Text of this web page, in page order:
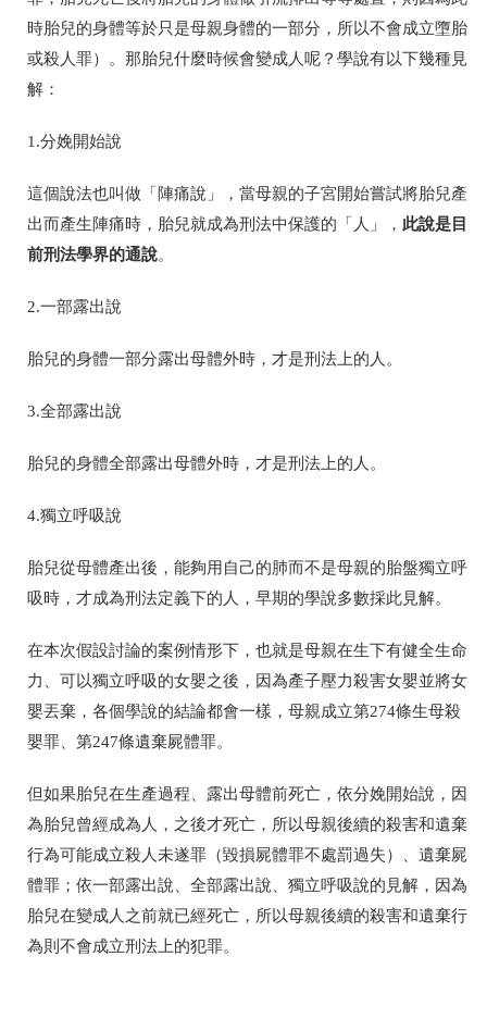
時胎兒的身體等於只是母親身體的一部分，所以不會成立墮胎
或殺人罪）。那胎兒什麼時候會變成人呢？學說有以下幾種見
解：
1.分娩開始說
這個說法也叫做「陣痛說」，當母親的子宮開始嘗試將胎兒產
出而產生陣痛時，胎兒就成為刑法中保護的「人」， 此說是目
前刑法學界的通說。
2.一部露出說
胎兒的身體一部分露出母體外時，才是刑法上的人。
3.全部露出說
胎兒的身體全部露出母體外時，才是刑法上的人。
4.獨立呼吸說
胎兒從母體產出後，能夠用自己的肺而不是母親的胎盤獨立呼
吸時，才成為刑法定義下的人，早期的學說多數採此見解。
在本次假設討論的案例情形下，也就是母親在生下有健全生命
力、可以獨立呼吸的女嬰之後，因為產子壓力殺害女嬰並將女
嬰丟棄，各個學說的結論都會一樣，母親成立第274條生母殺
嬰罪、第247條遺棄屍體罪。
但如果胎兒在生產過程、露出母體前死亡，依分娩開始說，因
為胎兒曾經成為人，之後才死亡，所以母親後續的殺害和遺棄
行為可能成立殺人未遂罪（毀損屍體罪不處罰過失）、遺棄屍
體罪；依一部露出說、全部露出說、獨立呼吸說的見解，因為
胎兒在變成人之前就已經死亡，所以母親後續的殺害和遺棄行
為則不會成立刑法上的犯罪。